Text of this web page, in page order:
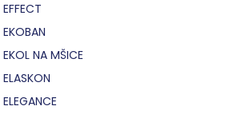
EFFECT
EKOBAN
EKOL NA MŠICE
ELASKON
ELEGANCE